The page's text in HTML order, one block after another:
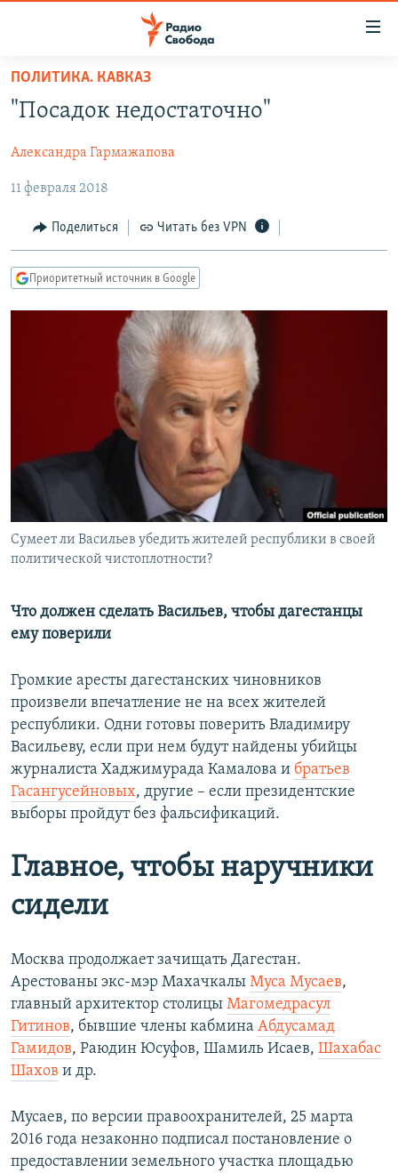
упрощенного
доступа
содержанию
Вернутся
главной
навигации
Вернутся
ПРОГРАММЫ
ПОДКАСТЫ
АВТОРСКИЕ ПРОЕКТЫ
ЦИТАТЫ СВОБОДЫ
МНЕНИЯ
КУЛЬТУРА
IDEL.РЕАЛИИ
КАВКАЗ.РЕАЛИИ
СИБИРЬ.РЕАЛИИ
РАСПИСАНИЕ ВЕЩАНИЯ
ПОДПИШИТЕСЬ НА РАССЫЛКУ
Все сайты РСЕ/РС
ПОЛИТИКА. КАВКАЗ
"Посадок недостаточно"
Александра Гармажапова
11 февраля 2018
Поделиться Читать без VPN
Приоритетный источник в Google
Сумеет ли Васильев убедить жителей республики в своей
политической чистоплотности?
Что должен сделать Васильев, чтобы дагестанцы
ему поверили
Громкие аресты дагестанских чиновников
произвели впечатление не на всех жителей
республики. Одни готовы поверить Владимиру
Васильеву, если при нем будут найдены убийцы
журналиста Хаджимурада Камалова и братьев
Гасангусейновых, другие – если президентские
выборы пройдут без фальсификаций.
Главное, чтобы наручники
сидели
Москва продолжает зачищать Дагестан.
Арестованы экс-мэр Махачкалы Муса Мусаев,
главный архитектор столицы Магомедрасул
Гитинов, бывшие члены кабмина Абдусамад
Гамидов, Раюдин Юсуфов, Шамиль Исаев, Шахабас
Шахов и др.
Мусаев, по версии правоохранителей, 25 марта
2016 года незаконно подписал постановление о
предоставлении земельного участка площадью